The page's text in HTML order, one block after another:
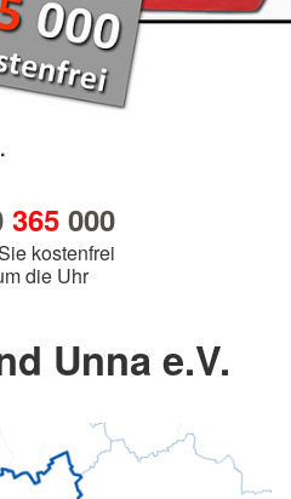
365000
kostenfrei
die Uhr
Unna e.V.